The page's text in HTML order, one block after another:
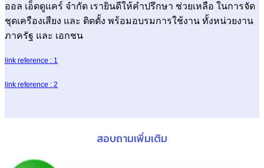
ออล เอ็ดดูแคร์ จำกัด เรายินดีให้คำปรึกษา ช่วยเหลือ ในการจัด
ชุดเครืองเสียง และ ติดตั้ง พร้อมอบรมการใช้งาน ทั้งหน่วยงาน
ภาครัฐ และ เอกชน
link reference : 1
link reference : 2
สอบถามเพิ่มเติม